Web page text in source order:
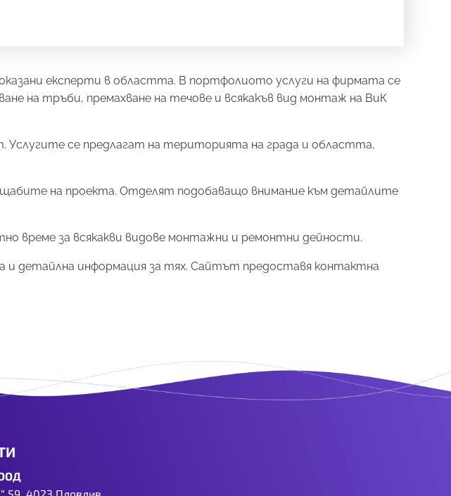
експерти в областта. В портфолиото услуги на фирмата се
на тръби, премахване на течове и всякакъв вид монтаж на ВиК
Услугите се предлагат на територията на града и областта,
на проекта. Отделят подобаващо внимание към детайлите
време за всякакви видове монтажни и ремонтни дейности.
и детайлна информация за тях. Сайтът предоставя контактна